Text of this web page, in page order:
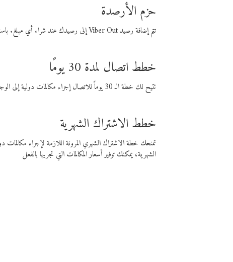
حزم الأرصدة
تتم إضافة رصيد Viber Out إلى رصيدك عند شراء أي مبلغ. باستخدام رصيدك، يمكنك إجراء مكالمات إلى أي رقم في العالم بأسعار فايبر المنخفضة.
خطط اتصال لمدة 30 يومًا
تتيح لك خطة الـ 30 يوماً للاتصال إجراء مكالمات دولية إلى الوجهة التي تختارها لمدة 30 يوماً بأسعار فايبر المنخفضة.
خطط الاشتراك الشهرية
تمنحك خطة الاشتراك الشهري المرونة اللازمة لإجراء
الشهرية، يمكنك توفير أسعار المكالمات التي تجريها بالفعل